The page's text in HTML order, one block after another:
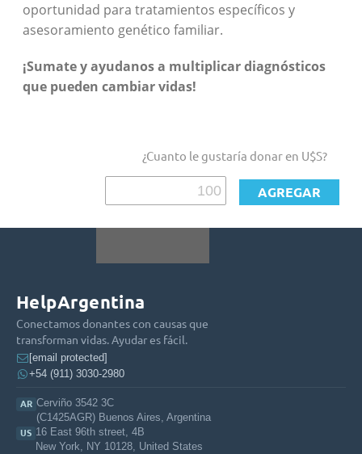
oportunidad para tratamientos específicos y
asesoramiento genético familiar.
¡Sumate y ayudanos a multiplicar diagnósticos
que pueden cambiar vidas!
¿Cuanto le gustaría donar en U$S?
HelpArgentina
Conectamos donantes con causas que
transforman vidas. Ayudar es fácil.
[email protected]
+54 (911) 3030-2980
AR Cerviño 3542 3C
(C1425AGR) Buenos Aires, Argentina
US 16 East 96th street, 4B
New York, NY 10128, United States